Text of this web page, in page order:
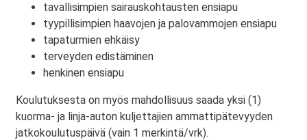
tavallisimpien sairauskohtausten ensiapu
tyypillisimpien haavojen ja palovammojen ensiapu
tapaturmien ehkäisy
terveyden edistäminen
henkinen ensiapu
Koulutuksesta on myös mahdollisuus saada yksi (1)
kuorma- ja linja-auton kuljettajien ammattipätevyyden
jatkokoulutuspäivä (vain 1 merkintä/vrk).